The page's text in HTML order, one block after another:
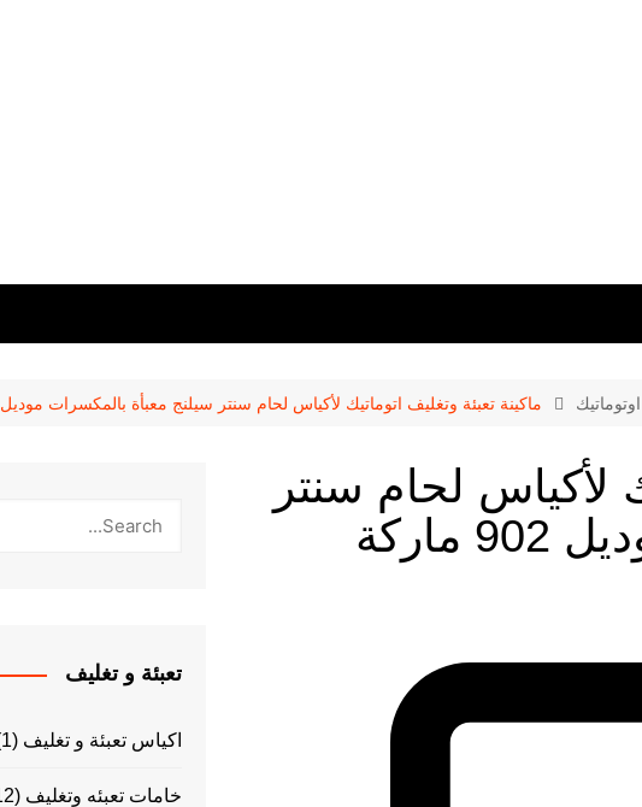
ماكينة تعبئة وتغليف اتوماتيك لأكياس لحام سنتر سيلنج معبأة بالمكسرات موديل 902 ماركة المهندس منسى
لأكياس لحام سنتر
سيلنج معبأة بالمكسرات موديل 902 ماركة
تعبئة و تغليف
اكياس تعبئة و تغليف (1)
خامات تعبئه وتغليف (12)